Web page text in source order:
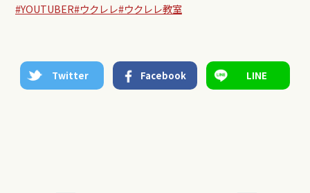
#YOUTUBER#ウクレレ#ウクレレ教室
Twitter Facebook LINE